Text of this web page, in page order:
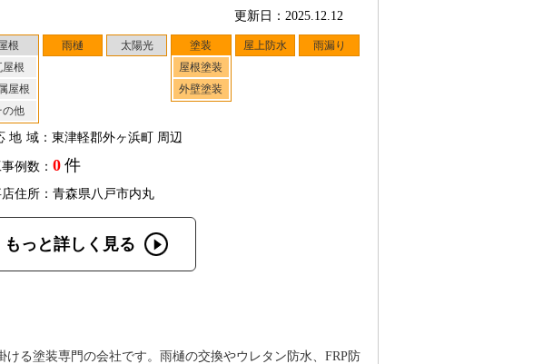
更新日：2025.12.12
根
屋根
屋根
の他
雨樋 太陽光
塗装
屋根塗装
外壁塗装
屋上防水 雨漏り
地域：東津軽郡外ヶ浜町 周辺
例数： 0 件
住所：青森県八戸市内丸
もっと詳しく見る
る塗装専門の会社です。雨樋の交換やウレタン防水、FRP防